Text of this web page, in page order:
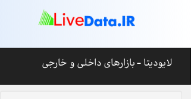
لایودیتا - بازارهای داخلی و خارجی